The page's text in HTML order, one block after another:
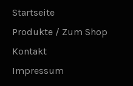
Startseite
Produkte / Zum Shop
Kontakt
Impressum